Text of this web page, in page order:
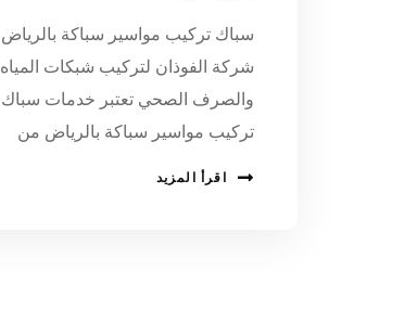
سباك تركيب مواسير سباكة بالرياض
شركة الفوذان لتركيب شبكات المياه
والصرف الصحي تعتبر خدمات سباك
تركيب مواسير سباكة بالرياض من
اقرأ المزيد